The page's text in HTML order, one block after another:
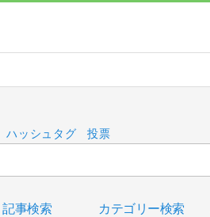
ハッシュタグ 投票
記事検索 カテゴリー検索